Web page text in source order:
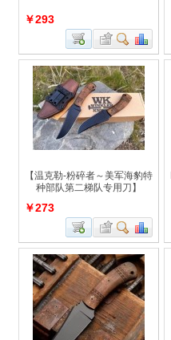
￥293
【温克勒-粉碎者～美军海豹特
种部队第二梯队专用刀】
￥273